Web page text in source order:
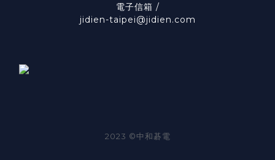
電子信箱 /
jidien-taipei@jidien.com
2023 ©中和碁電